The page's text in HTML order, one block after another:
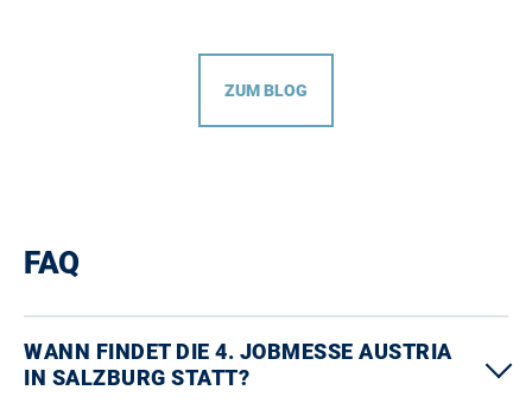
ZUM BLOG
FAQ
WANN FINDET DIE 4. JOBMESSE AUSTRIA
IN SALZBURG STATT?